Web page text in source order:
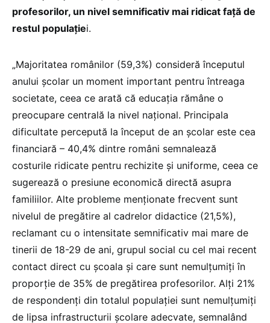
profesorilor, un nivel semnificativ mai ridicat față de
restul populației.
„Majoritatea românilor (59,3%) consideră începutul
anului școlar un moment important pentru întreaga
societate, ceea ce arată că educația rămâne o
preocupare centrală la nivel național. Principala
dificultate percepută la început de an școlar este cea
financiară – 40,4% dintre români semnalează
costurile ridicate pentru rechizite și uniforme, ceea ce
sugerează o presiune economică directă asupra
familiilor. Alte probleme menționate frecvent sunt
nivelul de pregătire al cadrelor didactice (21,5%),
reclamant cu o intensitate semnificativ mai mare de
tinerii de 18-29 de ani, grupul social cu cel mai recent
contact direct cu școala și care sunt nemulțumiți în
proporție de 35% de pregătirea profesorilor. Alți 21%
de respondenți din totalul populației sunt nemulțumiți
de lipsa infrastructurii școlare adecvate, semnalând